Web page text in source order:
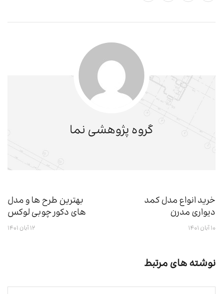
گروه پژوهشی نما
خرید انواع مدل کمد
دیواری مدرن
۱۰ آبان ۱۴۰۱
بهترین طرح ها و مدل
های دکور چوبی لوکس
۱۲ آبان ۱۴۰۱
نوشته های مرتبط